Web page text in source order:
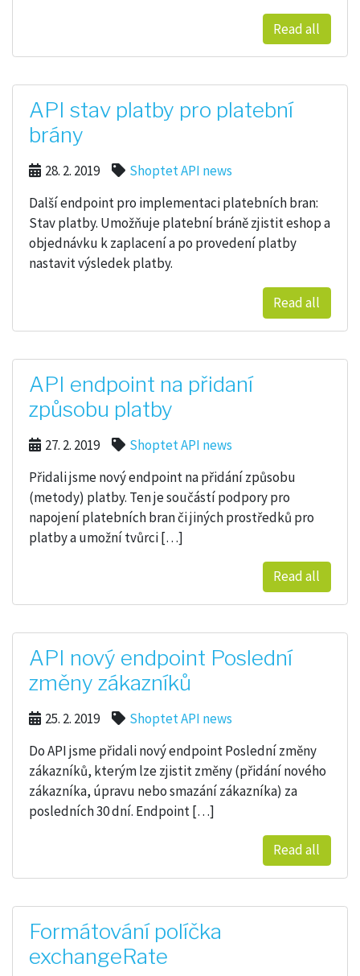
Read all
API stav platby pro platební
brány
28. 2. 2019
Shoptet API news
Další endpoint pro implementaci platebních bran:
Stav platby. Umožňuje platební bráně zjistit eshop a
objednávku k zaplacení a po provedení platby
nastavit výsledek platby.
Read all
API endpoint na přidaní
způsobu platby
27. 2. 2019
Shoptet API news
Přidali jsme nový endpoint na přidání způsobu
(metody) platby. Ten je součástí podpory pro
napojení platebních bran či jiných prostředků pro
platby a umožní tvůrci […]
Read all
API nový endpoint Poslední
změny zákazníků
25. 2. 2019
Shoptet API news
Do API jsme přidali nový endpoint Poslední změny
zákazníků, kterým lze zjistit změny (přidání nového
zákazníka, úpravu nebo smazání zákazníka) za
posledních 30 dní. Endpoint […]
Read all
Formátování políčka
exchangeRate